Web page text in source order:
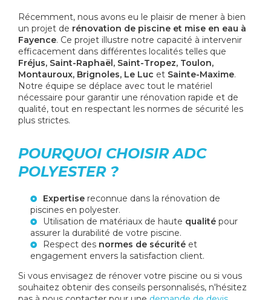
Récemment, nous avons eu le plaisir de mener à bien
un projet de rénovation de piscine et mise en eau à
Fayence. Ce projet illustre notre capacité à intervenir
efficacement dans différentes localités telles que
Fréjus, Saint-Raphaël, Saint-Tropez, Toulon,
Montauroux, Brignoles, Le Luc et Sainte-Maxime.
Notre équipe se déplace avec tout le matériel
nécessaire pour garantir une rénovation rapide et de
qualité, tout en respectant les normes de sécurité les
plus strictes.
POURQUOI CHOISIR ADC
POLYESTER ?
Expertise reconnue dans la rénovation de
piscines en polyester.
Utilisation de matériaux de haute qualité pour
assurer la durabilité de votre piscine.
Respect des normes de sécurité et
engagement envers la satisfaction client.
Si vous envisagez de rénover votre piscine ou si vous
souhaitez obtenir des conseils personnalisés, n'hésitez